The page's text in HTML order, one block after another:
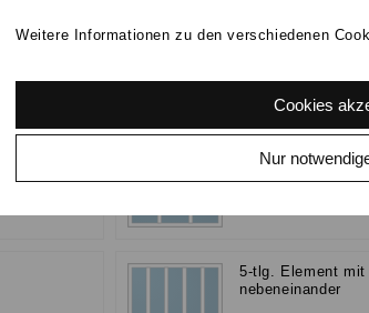
3-tlg. Element mit
nebeneinander
5-tlg. Element mit
nebeneinander
Weitere Informationen zu den verschiedenen
Cookies
Nur